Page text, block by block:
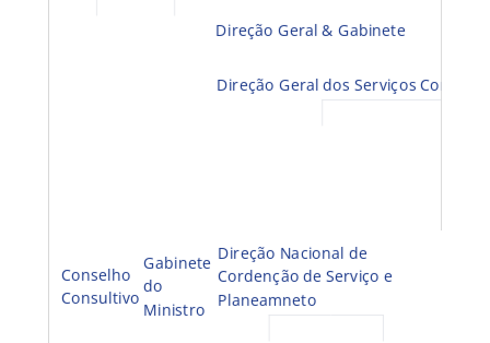
Conselho
Consultivo
Gabinete
do
Ministro
Direção Geral & Gabinete
Direção Geral dos Serviços
Direção Nacional de
Cordenção de Serviço e
Planeamneto